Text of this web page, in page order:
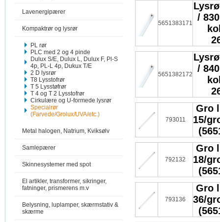
Lavenergipærer
Kompaktrør og lysrør
PL rør
PLC med 2 og 4 pinde
Dulux S/E, Dulux L, Dulux F, Pl-S
4p, PL-L 4p, Dukux T/E
2 D lysrør
T8 Lysstofrør
T 5 Lysstøfrør
T 4 og T 2 Lysstofrør
Cirkulære og U-formede lysrør
Specialrør
(Farvede/Grolux/UVA/etc.)
Metal halogen, Natrium, Kviksølv
Samlepærer
Skinnesystemer med spot
El artikler, transformer, sikringer,
fatninger, prismerens m.v
Belysning, luplamper, skærmstativ &
skærme
5651383171
/
5651382172
/
793011
Gro
15/
792132
Gro
18/
793136
Gro
36/